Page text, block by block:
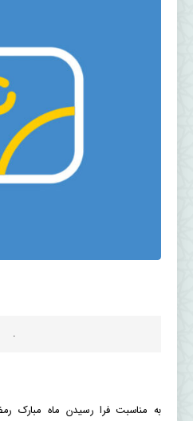
.
به مناسبت فرا رسیدن ماه مبارک